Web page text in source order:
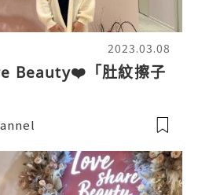
2023.03.08
Beauty❤️「肚紋擦子